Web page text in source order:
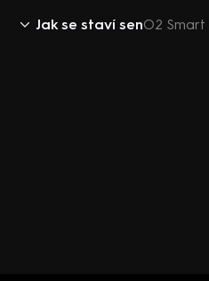
Jak se staví senO2 Smart